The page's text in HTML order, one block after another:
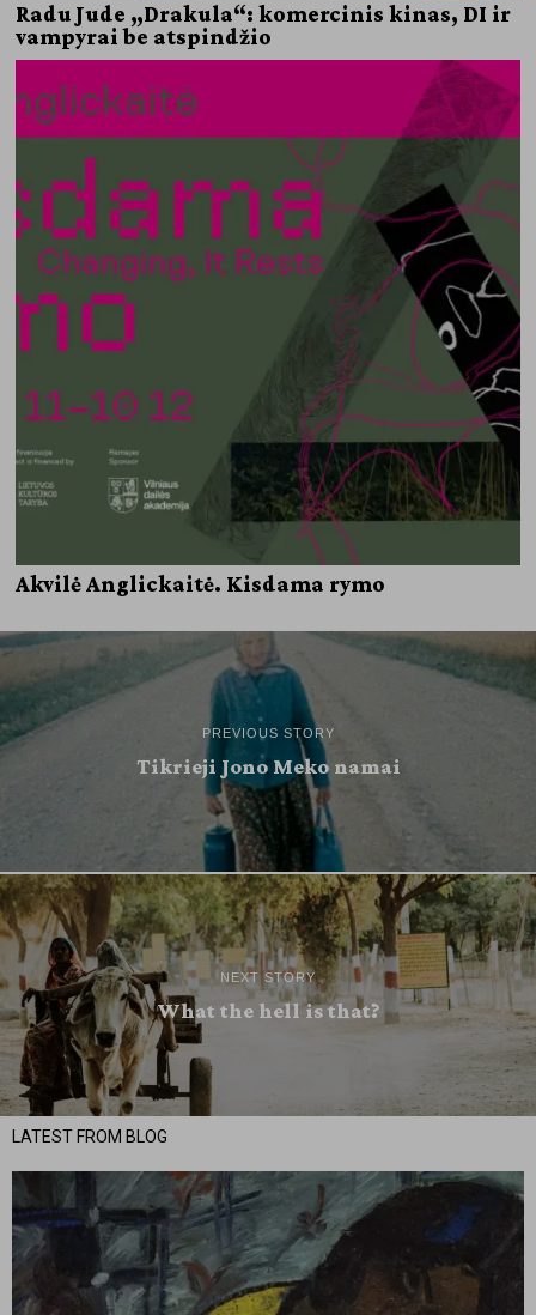
Radu Jude „Drakula“: komercinis kinas, DI ir
vampyrai be atspindžio
Akvilė Anglickaitė. Kisdama rymo
PREVIOUS STORY
Tikrieji Jono Meko namai
NEXT STORY
What the hell is that?
LATEST FROM BLOG